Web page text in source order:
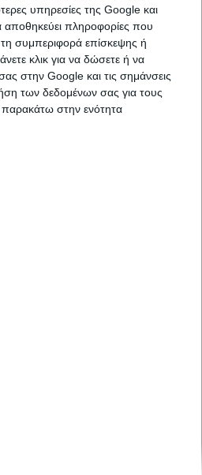
υπηρεσίες της Google και
αποθηκεύει πληροφορίες που
τη συμπεριφορά επίσκεψης ή
κλικ για να δώσετε ή να
στην Google και τις σημάνσεις
των δεδομένων σας για τους
στην ενότητα